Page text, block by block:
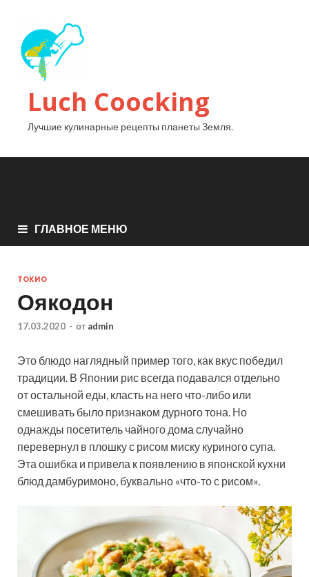
Luch Coocking
Лучшие кулинарные рецепты планеты Земля.
ГЛАВНОЕ МЕНЮ
ТОКИО
Оякодон
17.03.2020 - от admin
Это блюдо наглядный пример того, как вкус победил
традиции. В Японии рис всегда подавался отдельно
от остальной еды, класть на него что-либо или
смешивать было признаком дурного тона. Но
однажды посетитель чайного дома случайно
перевернул в плошку с рисом миску куриногосупа.
Эта ошибка и привела к появлению в японской кухни
блюд дамбуримоно, буквально «что-то с рисом».